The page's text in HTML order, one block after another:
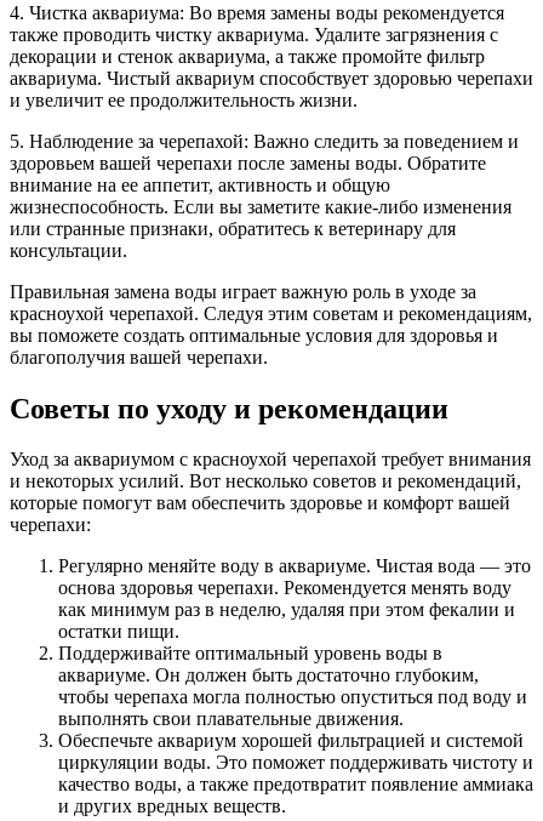
4. Чистка аквариума: Во время замены воды рекомендуется
также проводить чистку аквариума. Удалите загрязнения с
декорации и стенок аквариума, а также промойте фильтр
аквариума. Чистый аквариум способствует здоровью черепахи
и увеличит ее продолжительность жизни.
5. Наблюдение за черепахой: Важно следить за поведением и
здоровьем вашей черепахи после замены воды. Обратите
внимание на ее аппетит, активность и общую
жизнеспособность. Если вы заметите какие-либо изменения
или странные признаки, обратитесь к ветеринару для
консультации.
Правильная замена воды играет важную роль в уходе за
красноухой черепахой. Следуя этим советам и рекомендациям,
вы поможете создать оптимальные условия для здоровья и
благополучия вашей черепахи.
Советы по уходу и рекомендации
Уход за аквариумом с красноухой черепахой требует внимания
и некоторых усилий. Вот несколько советов и рекомендаций,
которые помогут вам обеспечить здоровье и комфорт вашей
черепахи:
Регулярно меняйте воду в аквариуме. Чистая вода — это
основа здоровья черепахи. Рекомендуется менять воду
как минимум раз в неделю, удаляя при этом фекалии и
остатки пищи.
Поддерживайте оптимальный уровень воды в
аквариуме. Он должен быть достаточно глубоким,
чтобы черепаха могла полностью опуститься под воду и
выполнять свои плавательные движения.
Обеспечьте аквариум хорошей фильтрацией и системой
циркуляции воды. Это поможет поддерживать чистоту и
качество воды, а также предотвратит появление аммиака
и других вредных веществ.